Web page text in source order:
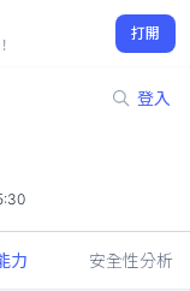
打開
登入
力 安全性分析